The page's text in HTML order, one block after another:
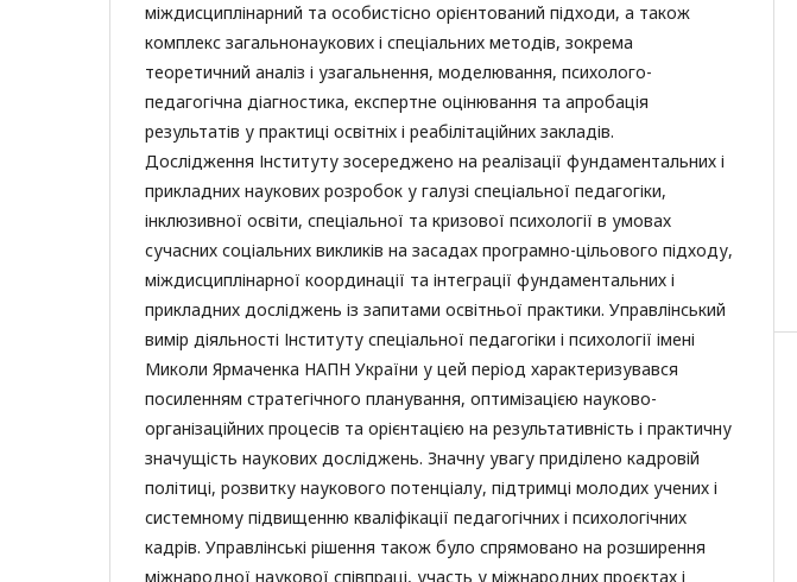
міждисциплінарний та особистісно орієнтований підходи, а також
комплекс загальнонаукових і спеціальних методів, зокрема
теоретичний аналіз і узагальнення, моделювання, психолого-
педагогічна діагностика, експертне оцінювання та апробація
результатів у практиці освітніх і реабілітаційних закладів.
Дослідження Інституту зосереджено на реалізації фундаментальних і
прикладних наукових розробок у галузі спеціальної педагогіки,
інклюзивної освіти, спеціальної та кризової психології в умовах
сучасних соціальних викликів на засадах програмно-цільового підходу,
міждисциплінарної координації та інтеграції фундаментальних і
прикладних досліджень із запитами освітньої практики. Управлінський
вимір діяльності Інституту спеціальної педагогіки і психології імені
Миколи Ярмаченка НАПН України у цей період характеризувався
посиленням стратегічного планування, оптимізацією науково-
організаційних процесів та орієнтацією на результативність і практичну
значущість наукових досліджень. Значну увагу приділено кадровій
політиці, розвитку наукового потенціалу, підтримці молодих учених і
системному підвищенню кваліфікації педагогічних і психологічних
кадрів. Управлінські рішення також було спрямовано на розширення
міжнародної наукової співпраці, участь у міжнародних проєктах і